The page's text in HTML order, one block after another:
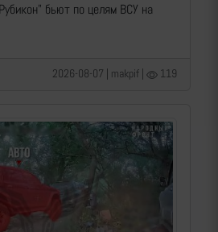
бьют по целям ВСУ на
2026-08-07 | makpif | 119